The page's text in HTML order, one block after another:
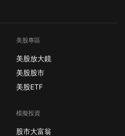
美股專區
美股放大鏡
美股股市
美股ETF
模擬投資
股市大富翁